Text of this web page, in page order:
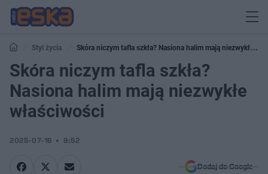
Styl życia
Skóra niczym tafla szkła? Nasiona halim mają niezwykłe
właściwości
Skóra niczym tafla szkła?
Nasiona halim mają niezwykłe
właściwości
2025-07-16 9:52
Dodaj do Google